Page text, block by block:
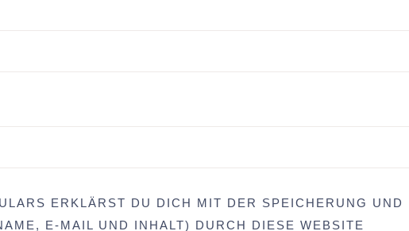
ERKLÄRST DU DICH MIT DER SPEICHERUNG UND
E-MAIL UND INHALT) DURCH DIESE WEBSITE